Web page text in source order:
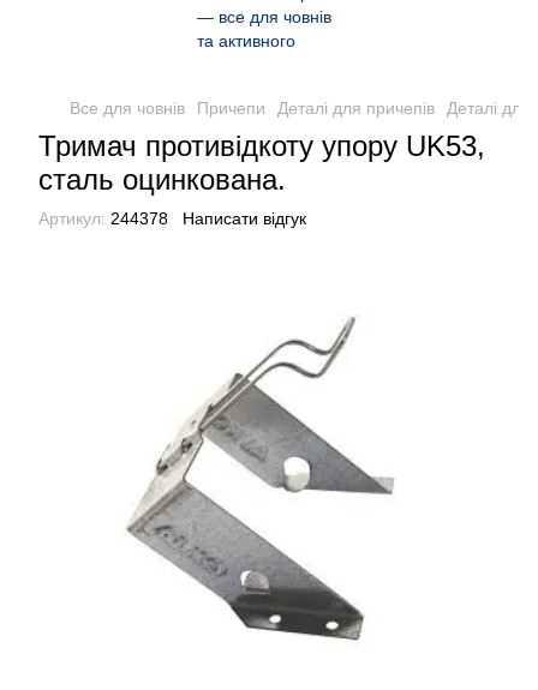
Все для човнів Причепи Деталі для причепів Деталі для
Тримач противідкоту упору UK53,
сталь оцинкована.
Артикул: 244378 Написати відгук